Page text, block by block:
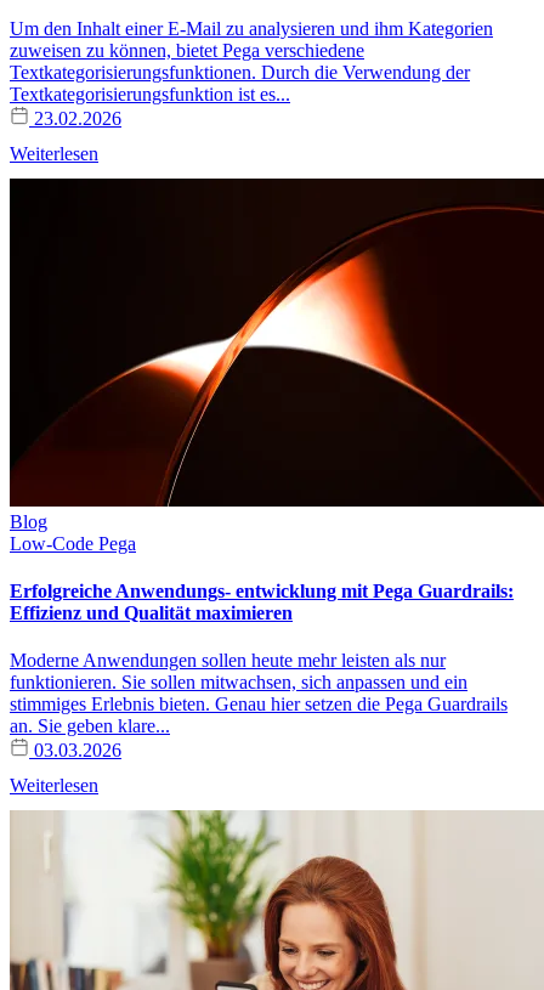
Um den Inhalt einer E-Mail zu analysieren und ihm Kategorien
zuweisen zu können, bietet Pega verschiedene
Textkategorisierungsfunktionen. Durch die Verwendung der
Textkategorisierungsfunktion ist es...
23.02.2026
Weiterlesen
Blog
Low-Code Pega
Erfolgreiche Anwendungs- entwicklung mit Pega Guardrails:
Effizienz und Qualität maximieren
Moderne Anwendungen sollen heute mehr leisten als nur
funktionieren. Sie sollen mitwachsen, sich anpassen und ein
stimmiges Erlebnis bieten. Genau hier setzen die Pega Guardrails
an. Sie geben klare...
03.03.2026
Weiterlesen